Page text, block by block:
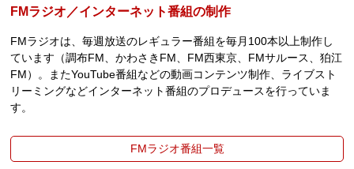
FMラジオ／インターネット番組の制作
FMラジオは、毎週放送のレギュラー番組を毎月100本以上制作し
ています（調布FM、かわさきFM、FM西東京、FMサルース、狛江
FM）。またYouTube番組などの動画コンテンツ制作、ライブスト
リーミングなどインターネット番組のプロデュースを行っていま
す。
FMラジオ番組一覧